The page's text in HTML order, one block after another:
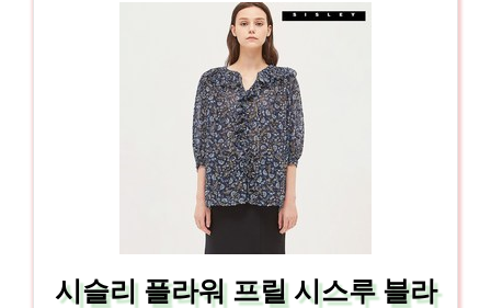
시슬리 플라워 프릴 시스루 블라